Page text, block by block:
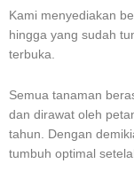
Kami menyediakan
hingga yang sudah
terbuka.
Semua tanaman
dan dirawat oleh
tahun. Dengan
tumbuh optimal